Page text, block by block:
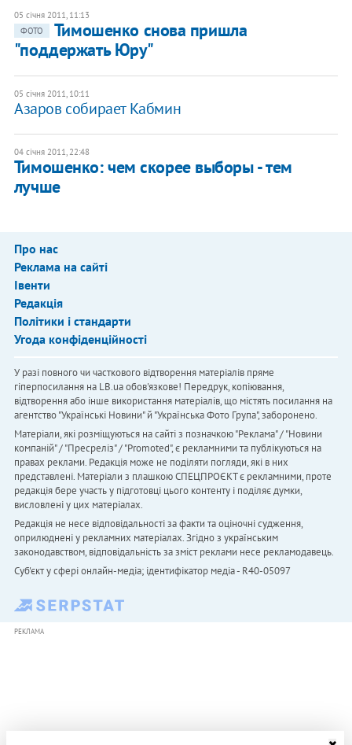
05 січня 2011, 11:13
ФОТО
Тимошенко снова пришла
"поддержать Юру"
05 січня 2011, 10:11
Азаров собирает Кабмин
04 січня 2011, 22:48
Тимошенко: чем скорее выборы - тем
лучше
Про нас
Реклама на сайті
Івенти
Редакція
Політики і стандарти
Угода конфіденційності
У разі повного чи часткового відтворення матеріалів пряме
гіперпосилання на LB.ua обов'язкове! Передрук, копіювання,
відтворення або інше використання матеріалів, що містять посилання на
агентство "Українськi Новини" й "Українська Фото Група", заборонено.
Матеріали, які розміщуються на сайті з позначкою "Реклама" / "Новини
компаній" / "Пресреліз" / "Promoted", є рекламними та публікуються на
правах реклами. Редакція може не поділяти погляди, які в них
представлені. Матеріали з плашкою СПЕЦПРОЄКТ є рекламними, проте
редакція бере участь у підготовці цього контенту і поділяє думки,
висловлені у цих матеріалах.
Редакція не несе відповідальності за факти та оціночні судження,
оприлюднені у рекламних матеріалах. Згідно з українським
законодавством, відповідальність за зміст реклами несе рекламодавець.
Cуб'єкт у сфері онлайн-медіа; ідентифікатор медіа - R40-05097
РЕКЛАМА